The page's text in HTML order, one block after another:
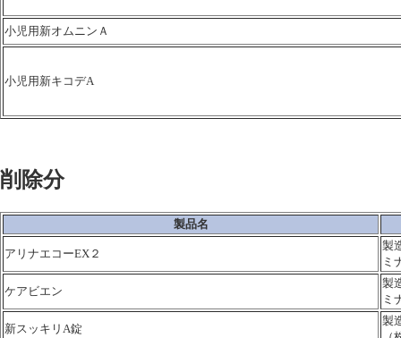
小児用新オムニンＡ
小児用新キコデA
削除分
製品名
アリナエコーEX２
製
ミ
ケアビエン
製
ミ
新スッキリA錠
製